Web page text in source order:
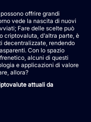
offrire grandi
vede la nascita di nuovi
Fare delle scelte può
criptovaluta, d'altra parte, è
decentralizzate, rendendo
Con lo spazio
alcuni di questi
e applicazioni di valore
allora?
attuali da